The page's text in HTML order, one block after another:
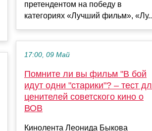
претендентом на победу в
категориях «Лучший фильм»,
17:00, 09 Май
Помните ли вы фильм "В бой
идут одни "старики"? – тест
ценителей советского кино о
ВОВ
Кинолента Леонида Быкова